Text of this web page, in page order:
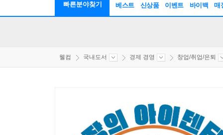
빠른분야찾기 베스트 신상품 이벤트 바이백 매
웰컴 국내도서 경제 경영 창업/취업/은퇴